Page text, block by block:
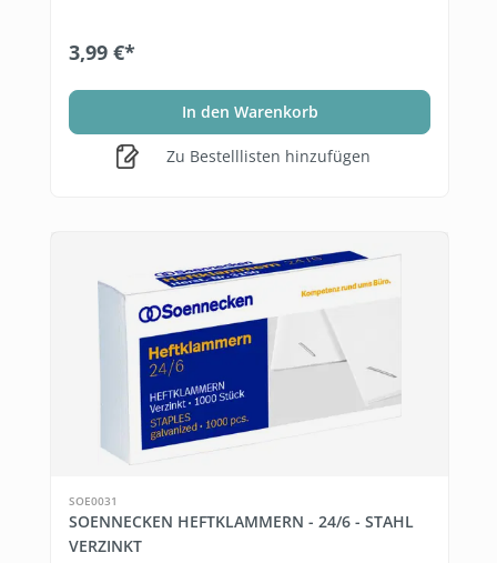
3,99 €*
In den Warenkorb
Zu Bestelllisten hinzufügen
SOE0031
SOENNECKEN HEFTKLAMMERN - 24/6 - STAHL
VERZINKT